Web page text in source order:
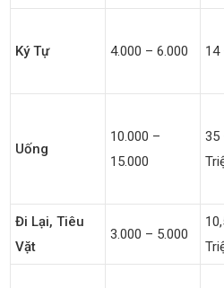
Ký Tự 4.000 – 6.000 14
Uống
10.000 –
15.000
35
Đi Lại, Tiêu
Vặt
3.000 – 5.000